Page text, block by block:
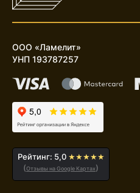
ООО «Ламелит»
УНП 193787257
Рейтинг: 5,0 ★★★★★
(Отзывы на Google Картах)